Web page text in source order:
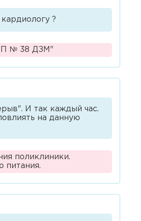
?
№ 38 ДЗМ"
И так каждый час.
на данную
поликлиники.
питания.